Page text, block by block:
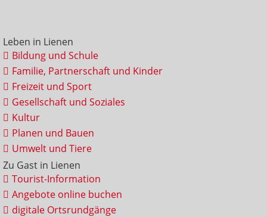
Leben in Lienen
Bildung und Schule
Familie, Partnerschaft und Kinder
Freizeit und Sport
Gesellschaft und Soziales
Kultur
Planen und Bauen
Umwelt und Tiere
Zu Gast in Lienen
Tourist-Information
Angebote online buchen
digitale Ortsrundgänge